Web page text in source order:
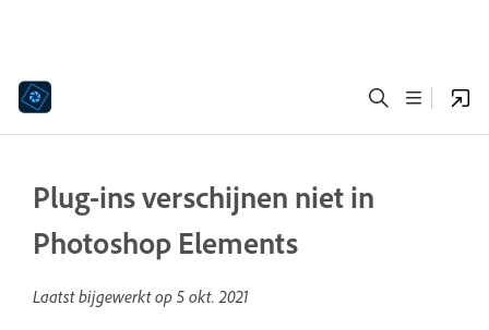
Plug-ins verschijnen niet in
Photoshop Elements
Laatst bijgewerkt op 5 okt. 2021